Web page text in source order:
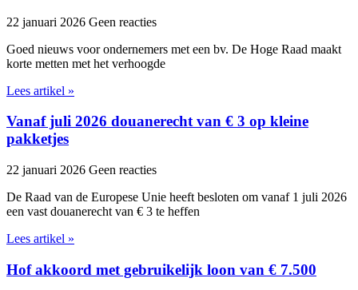
22 januari 2026 Geen reacties
Goed nieuws voor ondernemers met een bv. De Hoge Raad maakt
korte metten met het verhoogde
Lees artikel »
Vanaf juli 2026 douanerecht van € 3 op kleine
pakketjes
22 januari 2026 Geen reacties
De Raad van de Europese Unie heeft besloten om vanaf 1 juli 2026
een vast douanerecht van € 3 te heffen
Lees artikel »
Hof akkoord met gebruikelijk loon van € 7.500